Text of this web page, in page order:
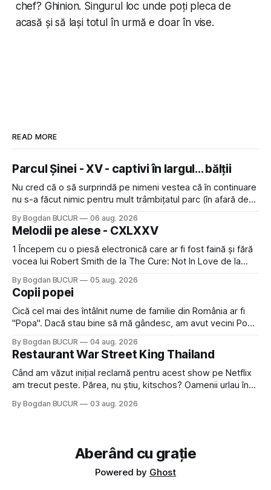
chef? Ghinion. Singurul loc unde poți pleca de
acasă și să lași totul în urmă e doar în vise.
READ MORE
Parcul Șinei - XV - captivi în largul... bălții
Nu cred că o să surprindă pe nimeni vestea că în continuare
nu s-a făcut nimic pentru mult trâmbițatul parc (în afară de
timp pui și latră prin gard la lumea care trece prin zonă). Am
avut, în schimb, o belea
By Bogdan BUCUR 06 aug. 2026
Melodii pe alese - CXLXXV
1 Începem cu o piesă electronică care ar fi fost faină și fără
vocea lui Robert Smith de la The Cure: Not In Love de la
a dovedit că jumătatea masculină a acelui duo era cam
dubioasă...) 2. Băgăm la
By Bogdan BUCUR 05 aug. 2026
Copii popei
Cică cel mai des întâlnit nume de familie din România ar fi
"Popa". Dacă stau bine să mă gândesc, am avut vecini Popa
Dexonline spune de etimologia termenului de popă că ar
veni din slava veche, popŭ,
By Bogdan BUCUR 04 aug. 2026
Restaurant War Street King Thailand
Când am văzut inițial reclamă pentru acest show pe Netflix
am trecut peste. Părea, nu știu, kitschos? Oamenii urlau în
fine dining din alte show-uri... așa că am zis pas. Apoi ceva,
By Bogdan BUCUR 03 aug. 2026
Aberând cu grație
Powered by Ghost